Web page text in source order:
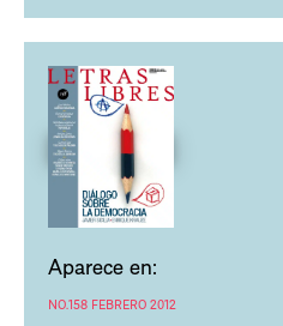
Aparece en:
NO.158 FEBRERO 2012